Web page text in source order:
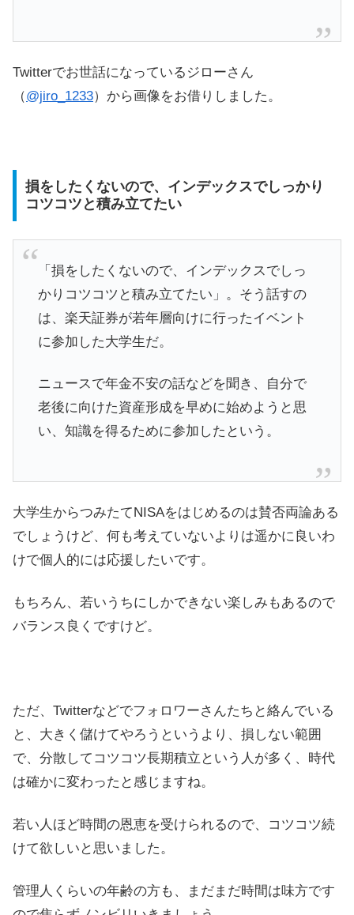
Twitterでお世話になっているジローさん
（@jiro_1233）から画像をお借りしました。
損をしたくないので、インデックスでしっかり
コツコツと積み立てたい
「損をしたくないので、インデックスでしっ
かりコツコツと積み立てたい」。そう話すの
は、楽天証券が若年層向けに行ったイベント
に参加した大学生だ。
ニュースで年金不安の話などを聞き、自分で
老後に向けた資産形成を早めに始めようと思
い、知識を得るために参加したという。
大学生からつみたてNISAをはじめるのは賛否両論ある
でしょうけど、何も考えていないよりは遥かに良いわ
けで個人的には応援したいです。
もちろん、若いうちにしかできない楽しみもあるので
バランス良くですけど。
ただ、Twitterなどでフォロワーさんたちと絡んでいる
と、大きく儲けてやろうというより、損しない範囲
で、分散してコツコツ長期積立という人が多く、時代
は確かに変わったと感じますね。
若い人ほど時間の恩恵を受けられるので、コツコツ続
けて欲しいと思いました。
管理人くらいの年齢の方も、まだまだ時間は味方です